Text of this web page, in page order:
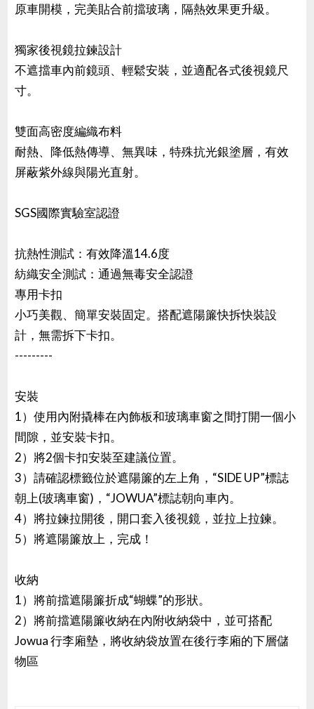
原車開模，完美貼合前擋玻璃，隔熱效果更升級。
獨家後視鏡拉鍊設計
不遮擋車內前鏡頭、輕鬆安裝，並適配各式後視鏡尺
寸。
雙面高密度編織布料
耐熱、降低熱傳導、無異味，特殊抗光銀塗層，有效
屏蔽紫外線與陽光直射。
SGS國際實驗室認證
抗熱性測試：有效降溫14.6度
紡織安全測試：通過無毒安全認證
專用卡扣
小巧美觀、簡單安裝固定。搭配遮陽簾快拆快裝設
計，無需拆下卡扣。
---------
安裝
1）使用內附撬棒在內飾板和玻璃車窗之間打開一個小
間隙，並安裝卡扣。
2）將2個卡扣安裝至建議位置。
3）請確認標籤位於遮陽簾的左上角，“SIDE UP”標誌
朝上(玻璃車窗)，“JOWUA”標誌朝向車內。
4）將拉鍊拉開後，開口套入後視鏡，並拉上拉鍊。
5）將遮陽簾放上，完成！
收納
1）將前擋遮陽簾折成“蝴蝶”的形狀。
2）將前擋遮陽簾收納在內附收納袋中，並可搭配
Jowua 行李廂墊，將收納袋放置在後行李廂的下層儲
物區